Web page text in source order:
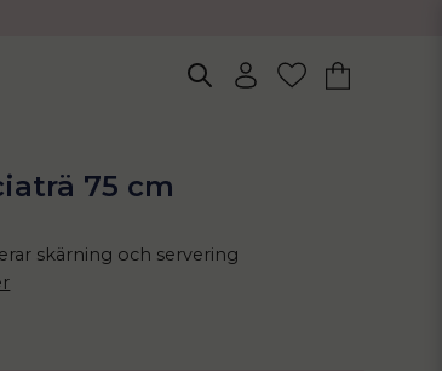
75 cm
skärning och servering